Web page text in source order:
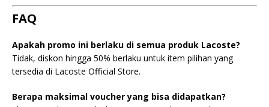
FAQ
Apakah promo ini berlaku di semua produk Lacoste?
Tidak, diskon hingga 50% berlaku untuk item pilihan yang
tersedia di Lacoste Official Store.
Berapa maksimal voucher yang bisa didapatkan?